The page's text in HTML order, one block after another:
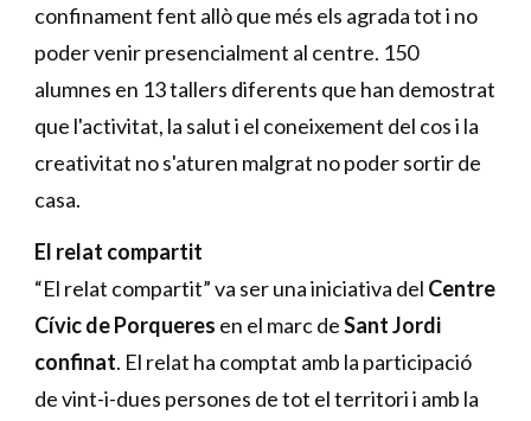
confinament fent allò que més els agrada tot i no
poder venir presencialment al centre. 150
alumnes en 13 tallers diferents que han demostrat
que l'activitat, la salut i el coneixement del cos i la
creativitat no s'aturen malgrat no poder sortir de
casa.
El relat compartit
“El relat compartit” va ser una iniciativa del Centre
Cívic de Porqueres en el marc deSant Jordi
confinat. El relat ha comptat amb la participació
de vint-i-dues persones de tot el territori i amb la